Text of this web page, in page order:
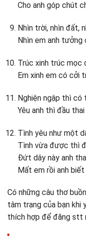
Cho anh góp chút
Nhìn trời, nhìn đất,
Nhìn em anh
Trúc xinh trúc mọc
Em xinh em có cởi
Nghiện ngập thì có
Yêu anh thì đầu
Tình yêu như một
Tình vừa được thì
Đứt dây này anh
Mất em rồi anh biết
Có những câu thơ
tâm trạng của bạn khi
thích hợp để đăng stt